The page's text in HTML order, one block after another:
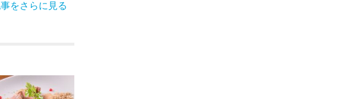
をさらに見る